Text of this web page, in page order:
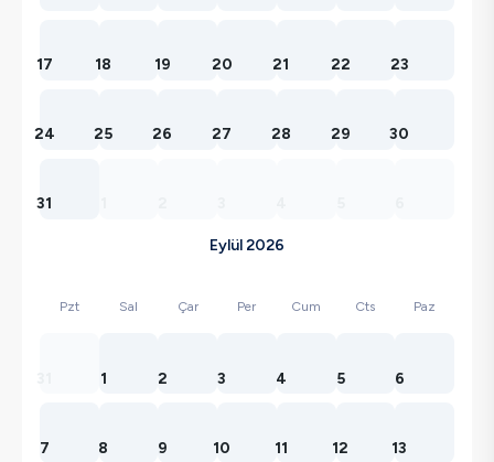
17 18 19 20 21 22 23
24 25 26 27 28 29 30
31
Eylül 2026
Pzt Sal Çar Per Cum Cts Paz
1 2 3 4 5 6
7 8 9 10 11 12 13